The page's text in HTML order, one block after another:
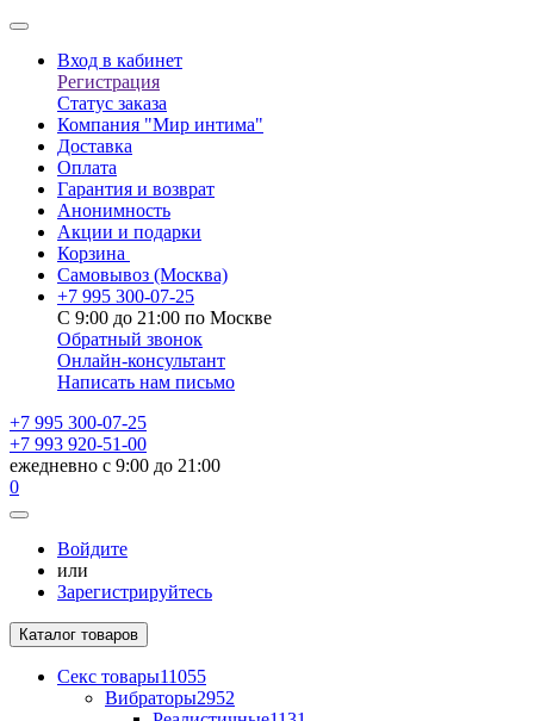
Вход в кабинет
Регистрация
Статус заказа
Компания "Мир интима"
Доставка
Оплата
Гарантия и возврат
Анонимность
Акции и подарки
Корзина
Самовывоз (Москва)
+7 995 300-07-25
С 9:00 до 21:00 по Москве
Обратный звонок
Онлайн-консультант
Написать нам письмо
+7 995 300-07-25
+7 993 920-51-00
ежедневно с 9:00 до 21:00
0
Войдите
или
Зарегистрируйтесь
Каталог товаров
Секс товары11055
Вибраторы2952